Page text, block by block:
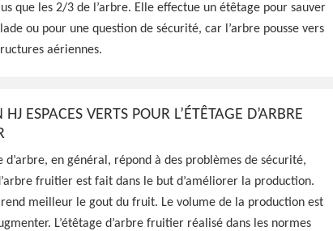
Espaces Verts est tout à
vos arbres, travaux
que les 2/3 de l’arbre. Elle effectue un étêtage pour sauver
ou pour une question de sécurité, car l’arbre pousse vers
aériennes.
ESPACES VERTS POUR L’ÉTÊTAGE D’ARBRE
d’arbre, en général, répond à des problèmes de sécurité,
fruitier est fait dans le but d’améliorer la production.
rend meilleur le gout du fruit. Le volume de la production est
L’étêtage d’arbre fruitier réalisé dans les normes